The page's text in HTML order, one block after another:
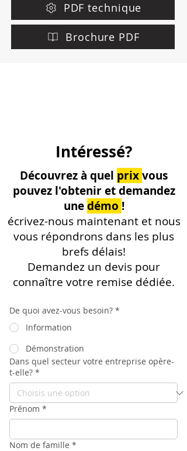
PDF technique
Brochure PDF
Intéressé?
Découvrez à quel prixvous
pouvez l'obtenir et demandez
unedémo !
écrivez-nous maintenant et nous
vous répondrons dans les plus
brefs délais!
Demandez un devis pour
connaître votre remise dédiée.
De quoi avez-vous besoin? *
Information
Démonstration
Dans quel secteur votre entreprise opère-
t-elle? *
Prénom *
Nom de famille *